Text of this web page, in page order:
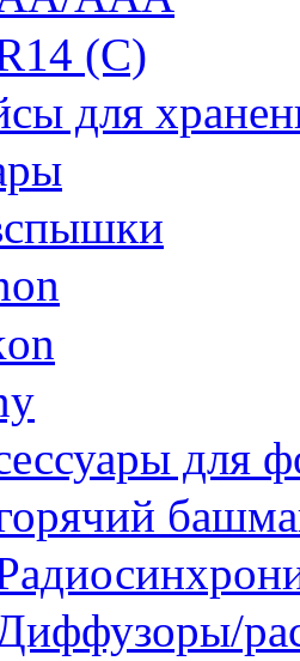
(C)
для
для